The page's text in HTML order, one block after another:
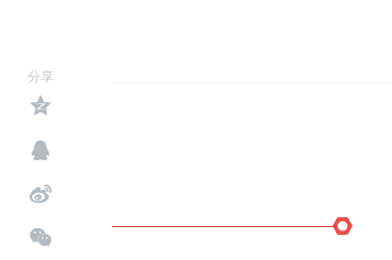
分享